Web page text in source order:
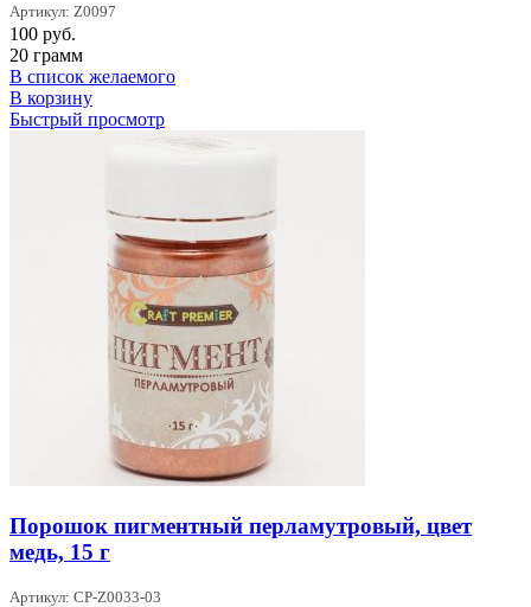
Артикул: Z0097
100 руб.
20 грамм
В список желаемого
В корзину
Быстрый просмотр
Порошок пигментный перламутровый, цвет
медь, 15 г
Артикул: CP-Z0033-03